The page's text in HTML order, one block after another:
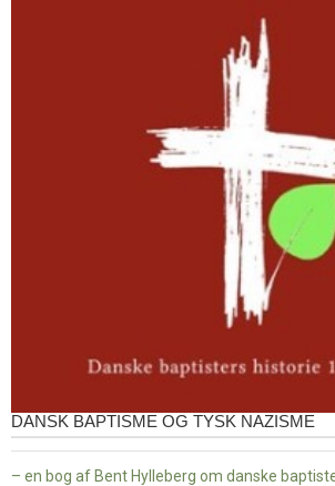
DANSK BAPTISME OG TYSK NAZISME
– en bog af Bent Hylleberg om danske